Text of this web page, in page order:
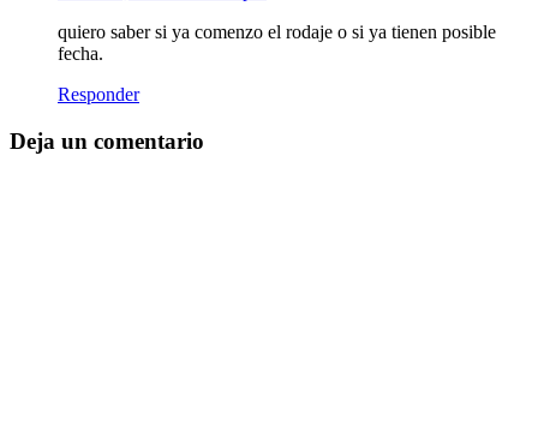
quiero saber si ya comenzo el rodaje o si ya tienen posible
fecha.
Responder
Deja un comentario